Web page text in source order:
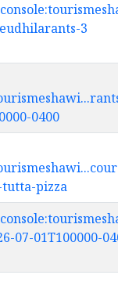
3
0400
pizza
07-01T100000-